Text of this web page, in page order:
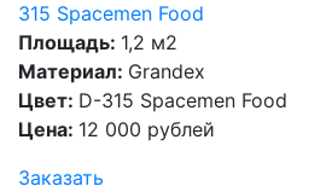
315 Spacemen Food
Площадь: 1,2 м2
Материал: Grandex
Цвет: D-315 Spacemen Food
Цена: 12 000 рублей
Заказать